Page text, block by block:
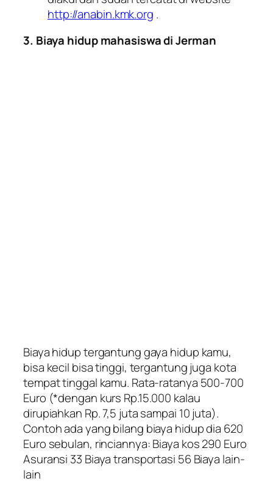
http://anabin.kmk.org .
3. Biaya hidup mahasiswa di Jerman
Biaya hidup tergantung gaya hidup kamu,
bisa kecil bisa tinggi, tergantung juga kota
tempat tinggal kamu. Rata-ratanya 500-700
Euro (*dengan kurs Rp.15.000 kalau
dirupiahkan Rp. 7,5 juta sampai 10 juta).
Contoh ada yang bilang biaya hidup dia 620
Euro sebulan, rinciannya: Biaya kos 290 Euro
Asuransi 33 Biaya transportasi 56 Biaya lain-
lain